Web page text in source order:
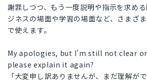
謝罪しつつ、もう一度説明や指示を求め
ジネスの場面や学習の場面など、さまざ
で使えます。
My apologies, but I'm still not clear
please explain it again?
「大変申し訳ありませんが、まだ理解が